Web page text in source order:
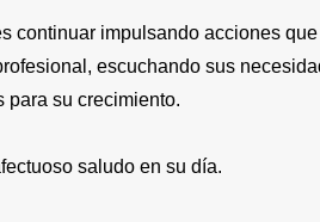
continuar impulsando acciones
escuchando sus
para su crecimiento.
saludo en su día.